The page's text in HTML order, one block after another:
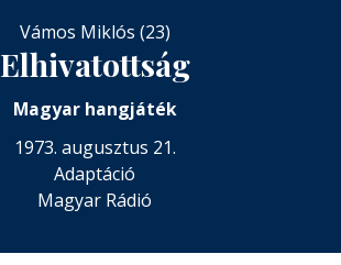
Vámos Miklós (23)
Elhivatottság
Magyar hangjáték
1973. augusztus 21.
Adaptáció
Magyar Rádió